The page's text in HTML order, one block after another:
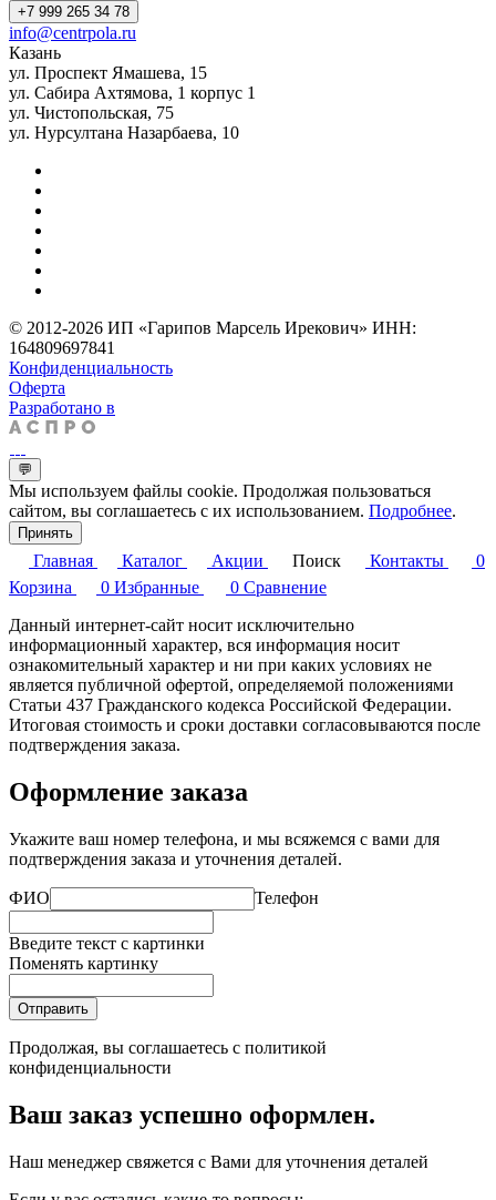
+7 999 265 34 78
info@centrpola.ru
Казань
ул. Проспект Ямашева, 15
ул. Сабира Ахтямова, 1 корпус 1
ул. Чистопольская, 75
ул. Нурсултана Назарбаева, 10
© 2012-2026 ИП «Гарипов Марсель Ирекович» ИНН:
164809697841
Конфиденциальность
Оферта
Разработано в
💬
Мы используем файлы cookie. Продолжая пользоваться
сайтом, вы соглашаетесь с их использованием. Подробнее.
Принять
Главная Каталог Акции Поиск Контакты
0
Корзина
0 Избранные 0 Сравнение
Данный интернет-сайт носит исключительно
информационный характер, вся информация носит
ознакомительный характер и ни при каких условиях не
является публичной офертой, определяемой положениями
Статьи 437 Гражданского кодекса Российской Федерации.
Итоговая стоимость и сроки доставки согласовываются после
подтверждения заказа.
Оформление заказа
Укажите ваш номер телефона, и мы всяжемся с вами для
подтверждения заказа и уточнения деталей.
ФИО Телефон
Введите текст с картинки
Поменять картинку
Отправить
Продолжая, вы соглашаетесь с политикой
конфиденциальности
Ваш заказ успешно оформлен.
Наш менеджер свяжется с Вами для уточнения деталей